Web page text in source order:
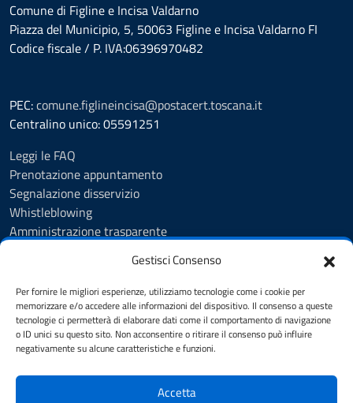
Gestisci Consenso
Per fornire le migliori esperienze, utilizziamo tecnologie come i cookie per
memorizzare e/o accedere alle informazioni del dispositivo. Il consenso a queste
tecnologie ci permetterà di elaborare dati come il comportamento di navigazione
o ID unici su questo sito. Non acconsentire o ritirare il consenso può influire
negativamente su alcune caratteristiche e funzioni.
Accetta
Comune di Figline e Incisa Valdarno
Piazza del Municipio, 5, 50063 Figline e Incisa Valdarno FI
Codice fiscale / P. IVA:06396970482
PEC:comune.figlineincisa@postacert.toscana.it
Centralino unico: 05591251
Leggi le FAQ
Prenotazione appuntamento
Segnalazione disservizio
Whistleblowing
Amministrazione trasparente
Albo Pretorio
Cookie Policy
Informativa privacy
Dichiarazione di accessibilità